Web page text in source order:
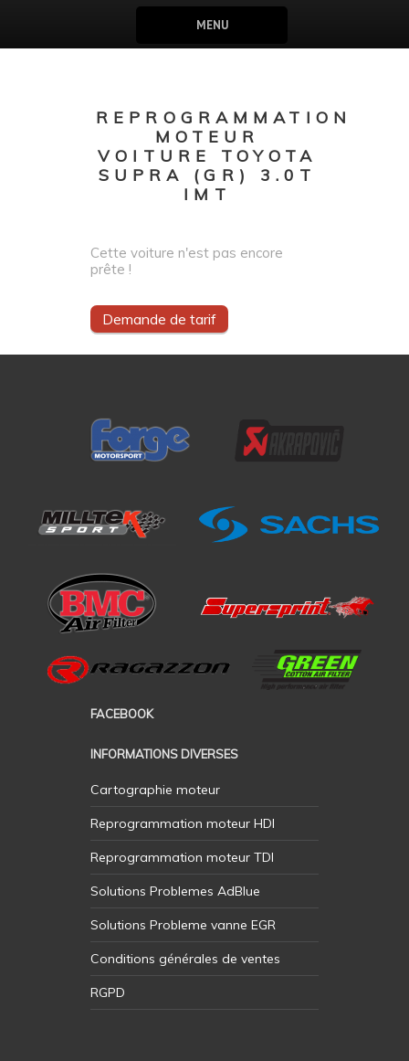
MENU
REPROGRAMMATION
MOTEUR
VOITURE TOYOTA
SUPRA (GR) 3.0T
IMT
Cette voiture n'est pas encore
prête !
Demande de tarif
FACEBOOK
INFORMATIONS DIVERSES
Cartographie moteur
Reprogrammation moteur HDI
Reprogrammation moteur TDI
Solutions Problemes AdBlue
Solutions Probleme vanne EGR
Conditions générales de ventes
RGPD